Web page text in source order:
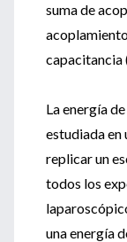
suma de
capacitancia
La energía
estudiada en
replicar un
todos los
una energía